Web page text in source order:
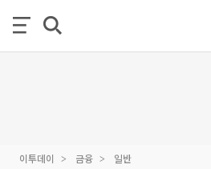
이투데이 금융 일반